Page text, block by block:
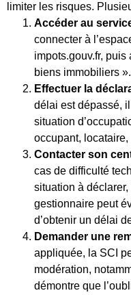
limiter les risques.
Accéder au
connecter à
impots.gouv.fr,
biens immobiliers ».
Effectuer la
délai est dépassé,
situation
occupant,
Contacter son
cas de difficulté
situation à
gestionnaire peut
d’obtenir un délai
Demander une
appliquée, la SCI
modération,
démontre que